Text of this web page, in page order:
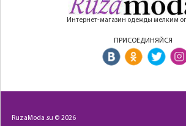
Интернет-магазин одежды мелким
ПРИСОЕДИНЯЙСЯ
RuzaModa.su © 2026